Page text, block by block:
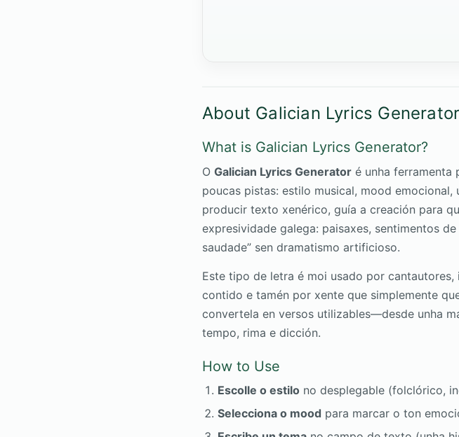
About Galician Lyrics Generator
What is Galician Lyrics Generator?
O Galician Lyrics Generator é unha ferramenta
poucas pistas: estilo musical, mood
producir texto xenérico, guía a creación para
expresividade galega: paisaxes, sentimentos
saudade” sen dramatismo artificioso.
Este tipo de letra é moi usado por
contido e tamén por xente que simplemente
convertela en versos utilizables—desde unha
tempo, rima e dicción.
How to Use
Escolle o estilo no desplegable (folclórico,
Selecciona o mood para marcar o ton